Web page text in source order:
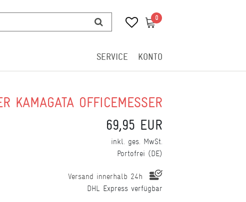
0 0
SERVICE KONTO
KAMAGATA OFFICEMESSER
69,95 EUR
inkl. ges. MwSt.
Portofrei (DE)
Versand innerhalb 24h
DHL Express verfügbar